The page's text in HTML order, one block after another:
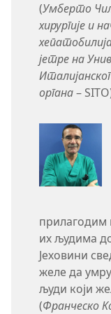
(Умберто
хирургије и
јетре на
органа–
прилагодим
их људима
Јеховини
желе да
људи који
(Франческо